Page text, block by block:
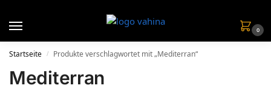
0
Startseite / Produkte verschlagwortet mit „Mediterran“
Mediterran